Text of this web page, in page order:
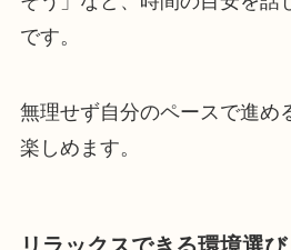
です。
無理せず自分のペースで進め
楽しめます。